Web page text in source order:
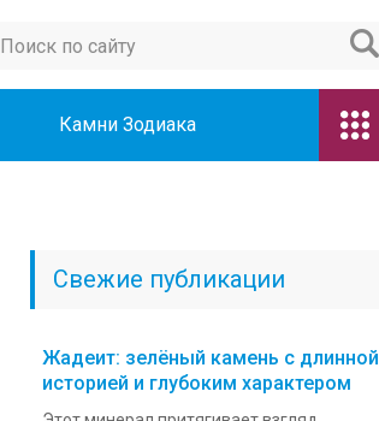
Камни Зодиака
Свежие публикации
Жадеит: зелёный камень с длинной
историей и глубоким характером